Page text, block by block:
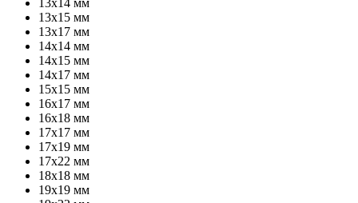
13х14 мм
13х15 мм
13х17 мм
14х14 мм
14х15 мм
14х17 мм
15х15 мм
16х17 мм
16х18 мм
17х17 мм
17х19 мм
17х22 мм
18х18 мм
19х19 мм